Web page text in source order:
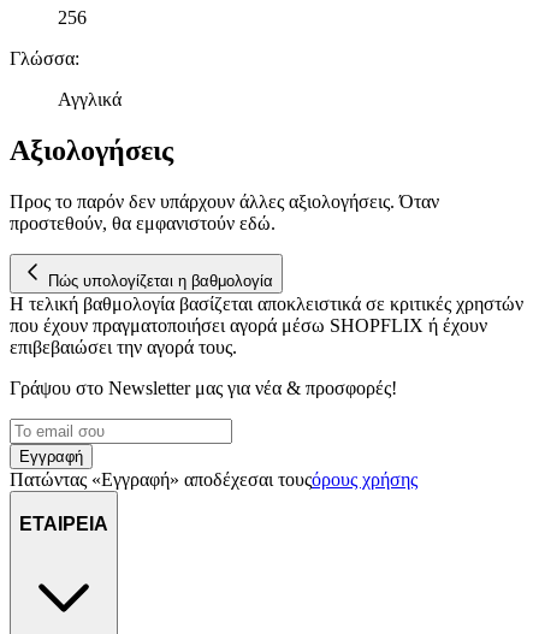
δικτύωσης, διαφημίσεων και ανάλυσης.
256
Γλώσσα:
Αγγλικά
Αξιολογήσεις
Προς το παρόν δεν υπάρχουν άλλες αξιολογήσεις. Όταν
προστεθούν, θα εμφανιστούν εδώ.
Πώς υπολογίζεται η βαθμολογία
Η τελική βαθμολογία βασίζεται αποκλειστικά σε κριτικές χρηστών
που έχουν πραγματοποιήσει αγορά μέσω SHOPFLIX ή έχουν
επιβεβαιώσει την αγορά τους.
Γράψου στο Νewsletter μας για νέα & προσφορές!
Εγγραφή
Πατώντας «Εγγραφή» αποδέχεσαι τουςόρους χρήσης
ΕΤΑΙΡΕΙΑ